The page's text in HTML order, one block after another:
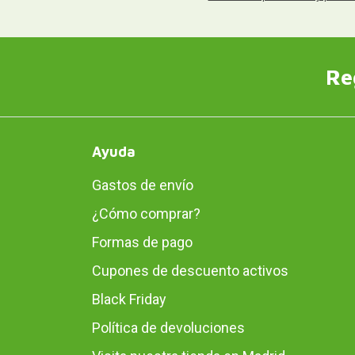
Ayuda
Gastos de envío
¿Cómo comprar?
Formas de pago
Cupones de descuento activos
Black Friday
Política de devoluciones